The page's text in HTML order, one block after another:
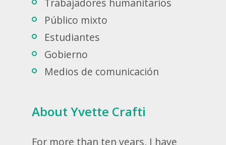
Trabajadores humanitarios
Público mixto
Estudiantes
Gobierno
Medios de comunicación
About Yvette Crafti
For more than ten years, I have